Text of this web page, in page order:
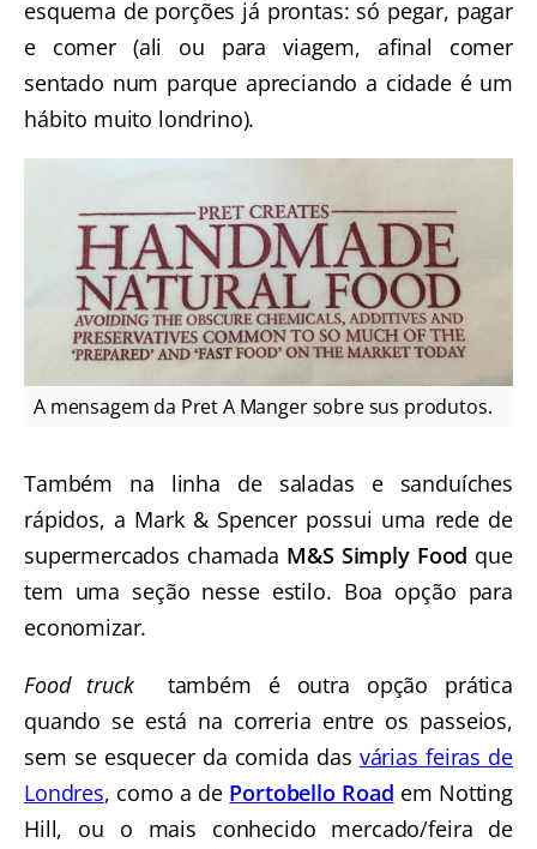
esquema de porções já prontas: só pegar, pagar
e comer (ali ou para viagem, afinal comer
sentado num parque apreciando a cidade é um
hábito muito londrino).
A mensagem da Pret A Manger sobre sus produtos.
Também na linha de saladas e sanduíches
rápidos, a Mark & Spencer possui uma rede de
supermercados chamada M&S Simply Food que
tem uma seção nesse estilo. Boa opção para
economizar.
Food trucktambém é outra opção prática
quando se está na correria entre os passeios,
sem se esquecer da comida das várias feiras de
Londres, como a de Portobello Road em Notting
Hill, ou o mais conhecido mercado/feira de